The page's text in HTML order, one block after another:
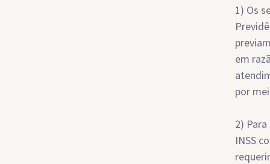
1) Os
em
por
2)
INSS